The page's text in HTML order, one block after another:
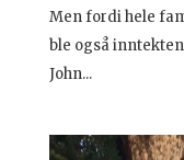
Men fordi hele
ble også
John...